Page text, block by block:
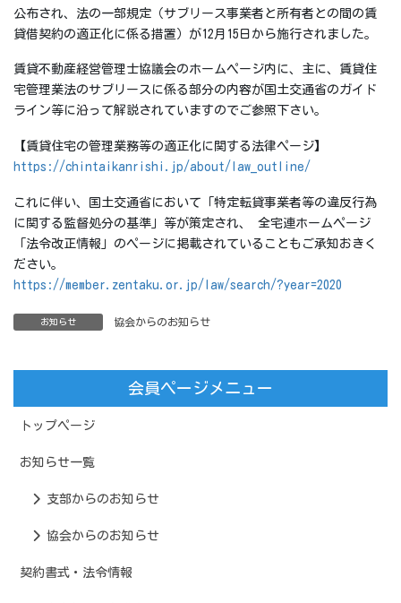
公布され、法の一部規定（サブリース事業者と所有者との間の賃
貸借契約の適正化に係る措置）が12月15日から施行されました。
賃貸不動産経営管理士協議会のホームページ内に、主に、賃貸住
宅管理業法のサブリースに係る部分の内容が国土交通省のガイド
ライン等に沿って解説されていますのでご参照下さい。
【賃貸住宅の管理業務等の適正化に関する法律ページ】
https://chintaikanrishi.jp/about/law_outline/
これに伴い、国土交通省において「特定転貸事業者等の違反行為
に関する監督処分の基準」等が策定され、 全宅連ホームページ
「法令改正情報」のページに掲載されていることもご承知おきく
ださい。
https://member.zentaku.or.jp/law/search/?year=2020
お知らせ 協会からのお知らせ
会員ページメニュー
トップページ
お知らせ一覧
支部からのお知らせ
協会からのお知らせ
契約書式・法令情報